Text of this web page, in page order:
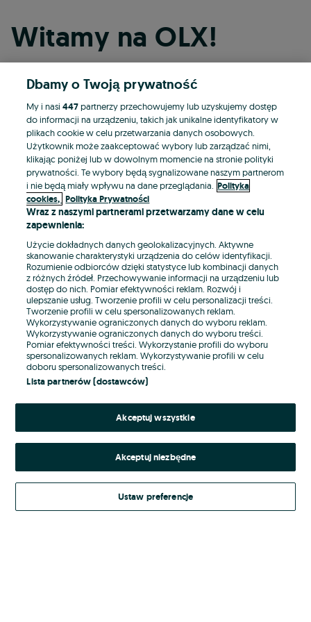
Witamy na OLX!
Kontynuuj przez Facebooka
Kontynuuj przez konto Apple
Kontynuuj przez konto Google
LUB
E-mail
Hasło
Nie pamiętasz hasła?
Zaloguj się
Kontynuując za pośrednictwem jednego z dostawców wskazanych powyżej,
Regulamin serwisuOLX.pl w jego aktualnym brzmieniu.
Dbamy o Twoją prywatność
My i nasi447partnerzy przechowujemy lub uzyskujemy dostęp
do informacji na urządzeniu, takich jak unikalne identyfikatory w
plikach cookie w celu przetwarzania danych osobowych.
Użytkownik może zaakceptować wybory lub zarządzać nimi,
klikając poniżej lub w dowolnym momencie na stronie polityki
prywatności. Te wybory będą sygnalizowane naszym partnerom
i nie będą miały wpływu na dane przeglądania. Polityka
cookies, Polityka Prywatności
Wraz z naszymi partnerami przetwarzamy dane w celu
zapewnienia:
Użycie dokładnych danych geolokalizacyjnych. Aktywne
skanowanie charakterystyki urządzenia do celów identyfikacji.
Rozumienie odbiorców dzięki statystyce lub kombinacji danych
z różnych źródeł. Przechowywanie informacji na urządzeniu lub
dostęp do nich. Pomiar efektywności reklam. Rozwój i
ulepszanie usług. Tworzenie profili w celu personalizacji treści.
Tworzenie profili w celu spersonalizowanych reklam.
Wykorzystywanie ograniczonych danych do wyboru reklam.
Wykorzystywanie ograniczonych danych do wyboru treści.
Pomiar efektywności treści. Wykorzystanie profili do wyboru
spersonalizowanych reklam. Wykorzystywanie profili w celu
doboru spersonalizowanych treści.
Lista partnerów (dostawców)
Akceptuj wszystkie
Akceptuj niezbędne
Ustaw preferencje